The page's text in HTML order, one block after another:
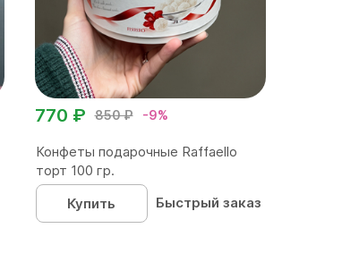
850 ₽ -9%
770 ₽
Конфеты подарочные Raffaello
торт 100 гр.
Купить
Быстрый заказ